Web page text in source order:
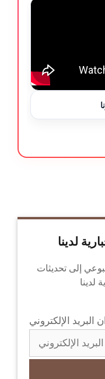
لدينا
إلى تحديثات
البريد الإلكتروني